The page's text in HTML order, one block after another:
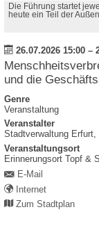
Die Führung startet
heute ein Teil der
26.07.2026 15:00 –
und die
Genre
Veranstaltung
Veranstalter
Stadtverwaltung
Veranstaltungsort
Erinnerungsort Topf &
E-Mail
Internet
Zum Stadtplan